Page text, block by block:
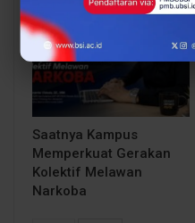
OPINI DOSEN
Saatnya Kampus
Memperkuat Gerakan
Kolektif Melawan
Narkoba